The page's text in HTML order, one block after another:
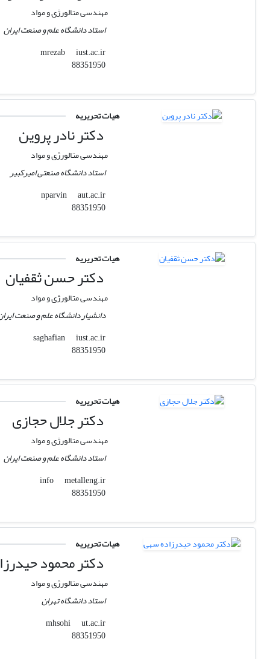
مهندسی متالورژی و مواد
استاد دانشگاه علم و صنعت ایران
mrezab
iust.ac.ir
88351950
هیات تحریریه
دکتر نادر پروین
مهندسی متالورژی و مواد
استاد دانشگاه صنعتی امیرکبیر
nparvin
aut.ac.ir
88351950
هیات تحریریه
دکتر حسن ثقفیان
مهندسی متالورژی و مواد
دانشیار دانشگاه علم و صنعت
saghafian
iust.ac.ir
88351950
هیات تحریریه
دکتر جلال حجازی
مهندسی متالورژی و مواد
استاد دانشگاه علم و صنعت ایران
info
metalleng.ir
88351950
هیات تحریریه
دکتر محمود
مهندسی متالورژی و مواد
استاد دانشگاه تهران
mhsohi
ut.ac.ir
88351950